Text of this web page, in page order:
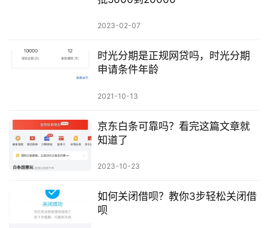
2023-02-07
时光分期是正规网贷吗，时光分期
申请条件年龄
2021-10-13
京东白条可靠吗？看完这篇文章就
知道了
2023-10-23
如何关闭借呗？教你3步轻松关闭借
呗